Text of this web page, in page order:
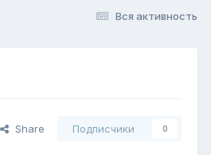
Вся активность
Share Подписчики 0